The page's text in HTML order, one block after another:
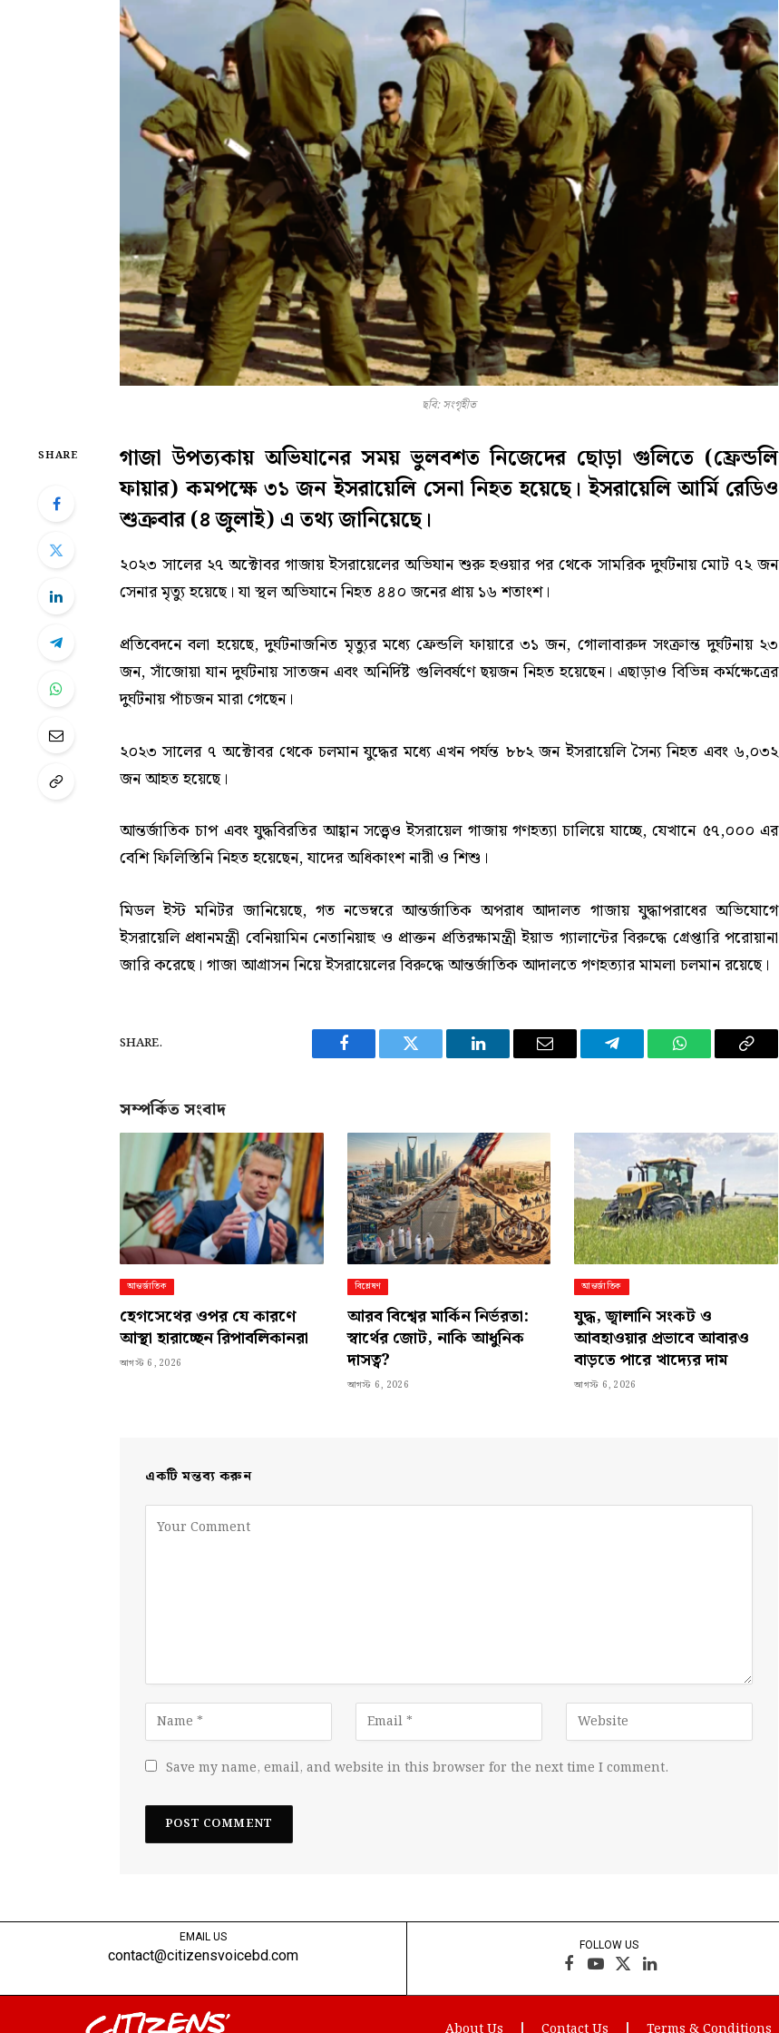
ছবি: সংগৃহীত
SHARE
গাজা উপত্যকায় অভিযানের সময় ভুলবশত নিজেদের ছোড়া গুলিতে (ফ্রেন্ডলি
ফায়ার) কমপক্ষে ৩১ জন ইসরায়েলি সেনা নিহত হয়েছে। ইসরায়েলি আর্মি রেডিও
শুক্রবার (৪ জুলাই) এ তথ্য জানিয়েছে।
২০২৩ সালের ২৭ অক্টোবর গাজায় ইসরায়েলের অভিযান শুরু হওয়ার পর থেকে সামরিক দুর্ঘটনায় মোট ৭২ জন
সেনার মৃত্যু হয়েছে। যা স্থল অভিযানে নিহত ৪৪০ জনের প্রায় ১৬ শতাংশ।
প্রতিবেদনে বলা হয়েছে, দুর্ঘটনাজনিত মৃত্যুর মধ্যে ফ্রেন্ডলি ফায়ারে ৩১ জন, গোলাবারুদ সংক্রান্ত দুর্ঘটনায় ২৩
জন, সাঁজোয়া যান দুর্ঘটনায় সাতজন এবং অনির্দিষ্ট গুলিবর্ষণে ছয়জন নিহত হয়েছেন। এছাড়াও বিভিন্ন কর্মক্ষেত্রের
দুর্ঘটনায় পাঁচজন মারা গেছেন।
২০২৩ সালের ৭ অক্টোবর থেকে চলমান যুদ্ধের মধ্যে এখন পর্যন্ত ৮৮২ জন ইসরায়েলি সৈন্য নিহত এবং ৬,০৩২
জন আহত হয়েছে।
আন্তর্জাতিক চাপ এবং যুদ্ধবিরতির আহ্বান সত্ত্বেও ইসরায়েল গাজায় গণহত্যা চালিয়ে যাচ্ছে, যেখানে ৫৭,০০০ এর
বেশি ফিলিস্তিনি নিহত হয়েছেন, যাদের অধিকাংশ নারী ও শিশু।
মিডল ইস্ট মনিটর জানিয়েছে, গত নভেম্বরে আন্তর্জাতিক অপরাধ আদালত গাজায় যুদ্ধাপরাধের অভিযোগে
ইসরায়েলি প্রধানমন্ত্রী বেনিয়ামিন নেতানিয়াহু ও প্রাক্তন প্রতিরক্ষামন্ত্রী ইয়াভ গ্যালান্টের বিরুদ্ধে গ্রেপ্তারি পরোয়ানা
জারি করেছে। গাজা আগ্রাসন নিয়ে ইসরায়েলের বিরুদ্ধে আন্তর্জাতিক আদালতে গণহত্যার মামলা চলমান রয়েছে।
SHARE.
Facebook Twitter LinkedIn Email Telegram WhatsAppCopy
সম্পর্কিত সংবাদ
আন্তর্জাতিক
হেগসেথের ওপর যে কারণে
আস্থা হারাচ্ছেন রিপাবলিকানরা
আগস্ট 6, 2026
বিশ্লেষণ
আরব বিশ্বের মার্কিন নির্ভরতা:
স্বার্থের জোট, নাকি আধুনিক
দাসত্ব?
আগস্ট 6, 2026
আন্তর্জাতিক
যুদ্ধ, জ্বালানি সংকট ও
আবহাওয়ার প্রভাবে আবারও
বাড়তে পারে খাদ্যের দাম
আগস্ট 6, 2026
একটি মন্তব্য করুন
Save my name, email, and website in this browser for the next time I comment.
EMAIL US
contact@citizensvoicebd.com
FOLLOW US
Facebook
YouTube
X
(Twitter)
LinkedIn